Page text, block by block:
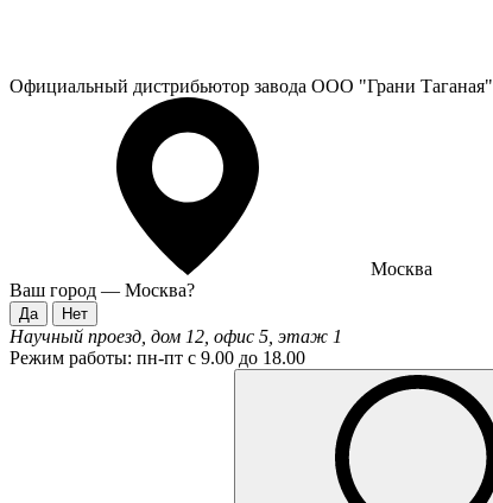
Официальный дистрибьютор завода ООО "Грани Таганая"
Москва
Ваш город — Москва?
Научный проезд, дом 12, офис 5, этаж 1
Режим работы: пн-пт с 9.00 до 18.00